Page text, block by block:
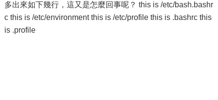
多出來如下幾行，這又是怎麼回事呢？ this is /etc/bash.bashr
c this is /etc/environment this is /etc/profile this is .bashrc this
is .profile